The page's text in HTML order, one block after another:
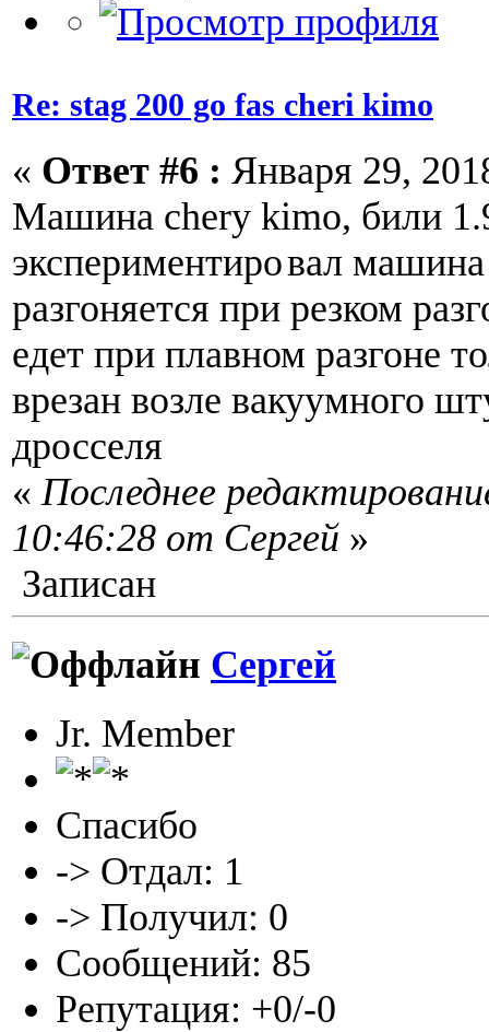
Re: stag 200 go fas cheri kimo
« Ответ #6 : Января 29,
Машина chery kimo, били
экспериментировал машина
разгоняется при резком
едет при плавном разгоне
врезан возле вакуумного
дросселя
«Последнее
10:46:28 от Сергей »
Записан
Сергей
Jr. Member
Спасибо
-> Отдал: 1
-> Получил: 0
Сообщений: 85
Репутация: +0/-0